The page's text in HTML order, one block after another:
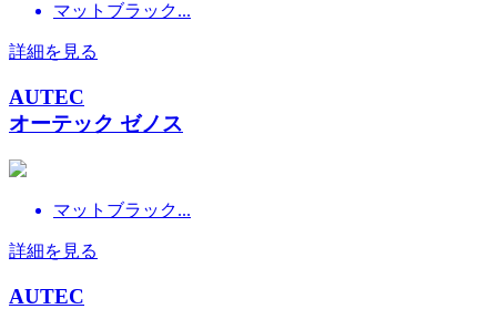
マットブラック...
詳細を見る
AUTEC
オーテック ゼノス
マットブラック...
詳細を見る
AUTEC